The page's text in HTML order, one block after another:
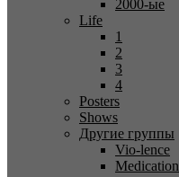
2000-ые
Life
1
2
3
4
Posters
Shows
Другие группы
Vio-lence
Medication